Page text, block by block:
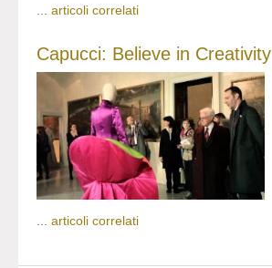
articoli correlati
Capucci: Believe in Creativity
... articoli correlati